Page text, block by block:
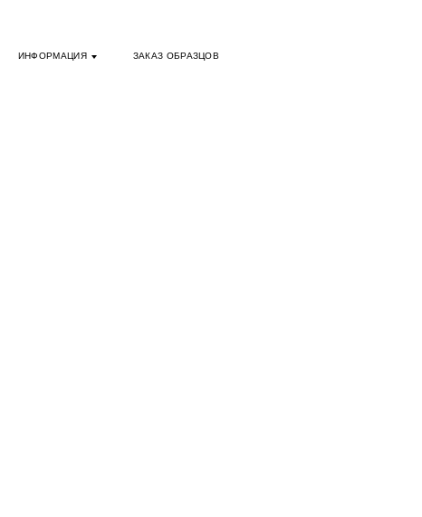
ИНФОРМАЦИЯ ЗАКАЗ ОБРАЗЦОВ